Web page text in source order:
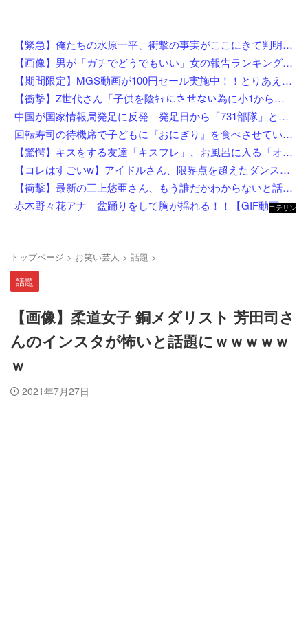
【緊急】俺たちの水原一平、衝撃の事実がここにきて判明！！一発逆転へ！！←これw w w w w w w w w
【画像】男が「ガチでどうでもいい」女の報告ランキング、圧倒的第１位と言えば『コレ』w w w w w w w w w w
【期間限定】MGS動画が100円セール実施中！！とりあえず全部買うやろｗｗｗｗｗ
【衝撃】Z世代さん「子供を陰ｷｬにさせない為に小1から髪を金髪に染めさせてる」←これ効果あると思う？？？？？？
中国が国家情報局発足に反発 発足日から「731部隊」と結び付け戦後秩序への挑発と非難
回転寿司の待機席で子どもに『おにぎり』を食べさせている親を目撃したんだが……え？！何しにきたん？
【驚愕】キスをする友達「キスフレ」、お風呂に入る「オフレ」、添い寝の「ソフレ」… Z世代が恋人ではなく「〇〇フレ」を選ぶ理由がこちらw w w w w w w w
【コレはすごいw】アイドルさん、限界点を超えたダンスを披露した結果w w w w w w w w
【衝撃】最新の三上悠亜さん、もう誰だかわからないと話題になってしまった画像がこちら
赤木野々花アナ 盆踊りをして胸が揺れる！！【GIF動画あり】
コテリン
トップページ > お笑い芸人 > 話題 >
話題
【画像】柔道女子 銅メダリスト 芳田司さ
んのインスタが怖いと話題にｗｗｗｗｗ
ｗ
2021年7月27日